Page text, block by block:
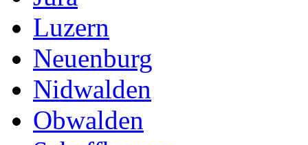
Luzern
Neuenburg
Nidwalden
Obwalden